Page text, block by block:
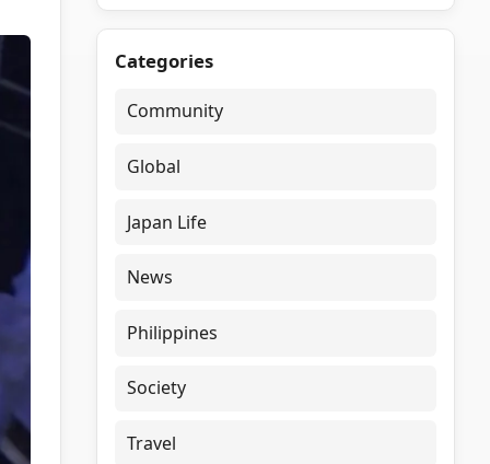
Categories
Community
Global
Japan Life
News
Philippines
Society
Travel